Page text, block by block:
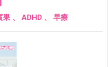
果 、 ADHD 、 早療